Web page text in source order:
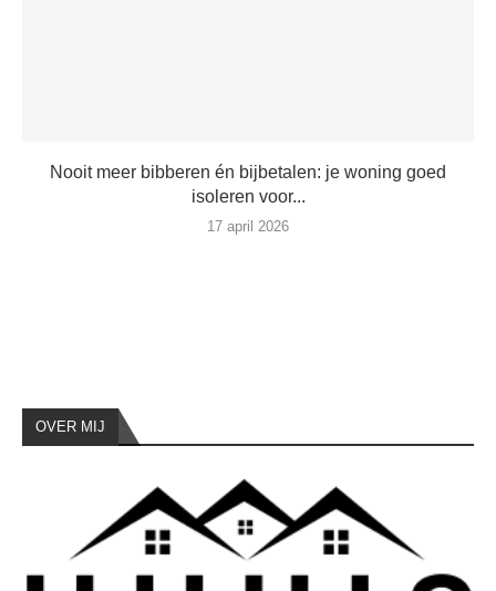
Nooit meer bibberen én bijbetalen: je woning goed
isoleren voor...
17 april 2026
OVER MIJ